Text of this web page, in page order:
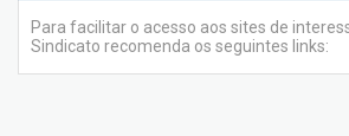
Para facilitar o acesso aos sites de
Sindicato recomenda os seguintes links: